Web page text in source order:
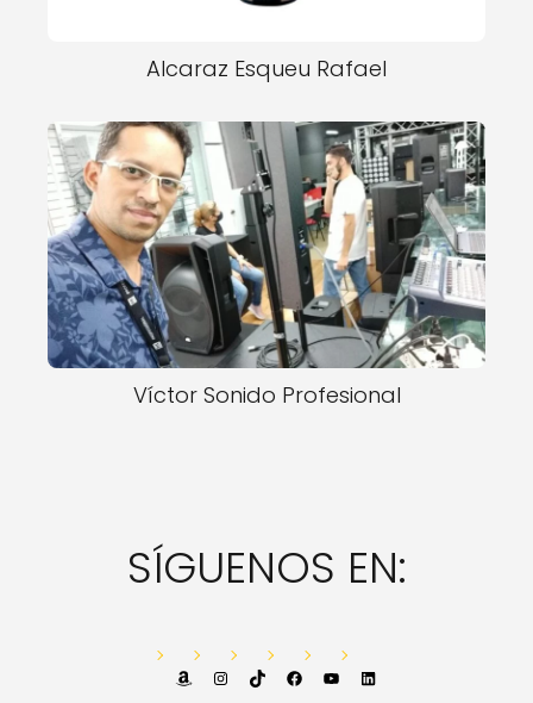
Alcaraz Esqueu Rafael
Víctor Sonido Profesional
SÍGUENOS EN:
AmazonInstagram
TikTok FacebookYouTube